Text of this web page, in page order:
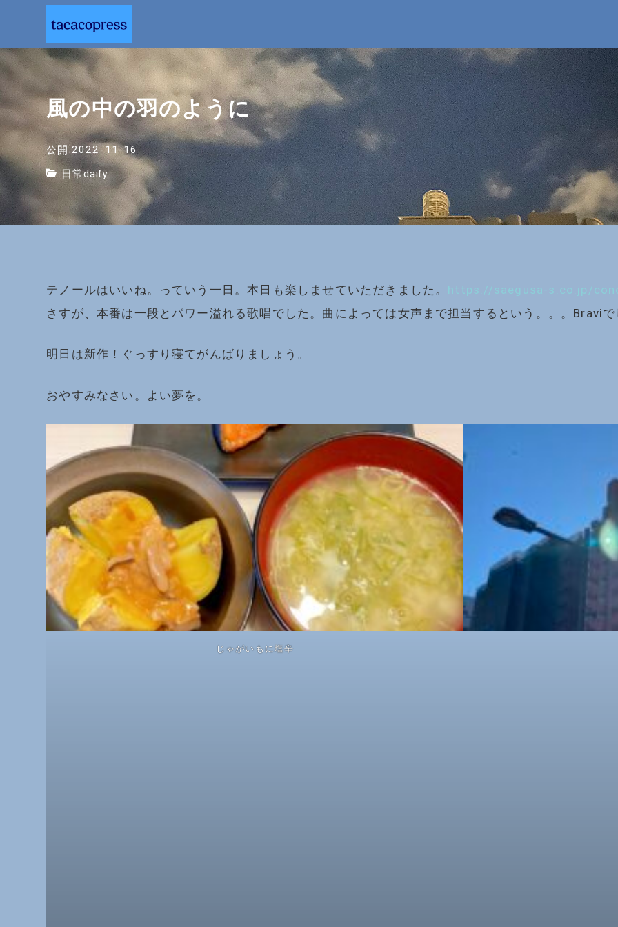
風の中の羽のように
公開:2022-11-16
日常daily
テノールはいいね。っていう一日。本日も楽しませていただきました。 https://saegusa-s.co.jp/
さすが、本番は一段とパワー溢れる歌唱でした。曲によっては女声まで担当するという。。。Bravi
明日は新作！ぐっすり寝てがんばりましょう。
おやすみなさい。よい夢を。
じゃがいもに塩辛